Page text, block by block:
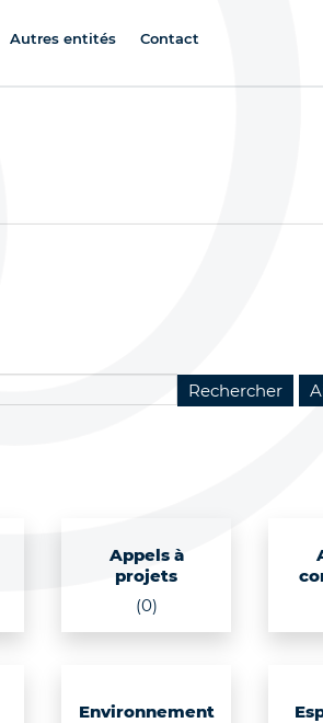
Autres entités Contact
Appels à
projets
(0)
Environnement